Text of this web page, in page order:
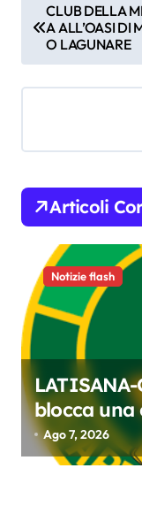
a
v
i
a
e
a
r
t
i
c
CLUB DELLA
A ALL’OASI DI
O LAGUNARE
Articoli
Notizie flash
blocca una
Ago 7, 2026